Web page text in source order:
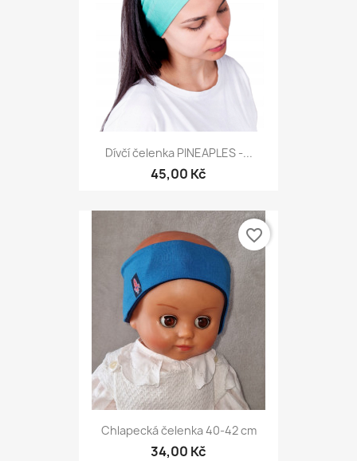
Dívčí čelenka PINEAPLES -...
45,00 Kč
Chlapecká čelenka 40-42 cm
34,00 Kč
favorite_border